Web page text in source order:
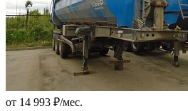
от 14 993 ₽/мес.